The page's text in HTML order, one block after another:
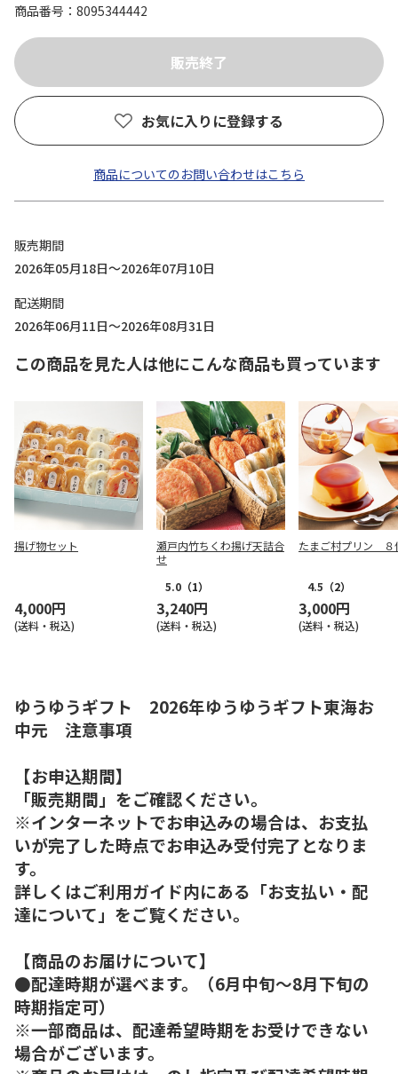
商品番号
8095344442
お気に入りに登録する
商品についてのお問い合わせはこちら
販売期間
2026年05月18日～2026年07月10日
配送期間
2026年06月11日～2026年08月31日
この商品を見た人は他にこんな商品も買っています
揚げ物セット
4,000円
(送料・税込)
瀬戸内竹ちくわ揚げ天詰合
せ
5.0 （1）
3,240円
(送料・税込)
たまご村プリン ８
4.5 （2）
3,000円
(送料・税込)
ゆうゆうギフト 2026年ゆうゆうギフト東海お
中元 注意事項
【お申込期間】
「販売期間」をご確認ください。
※インターネットでお申込みの場合は、お支払
いが完了した時点でお申込み受付完了となりま
す。
詳しくはご利用ガイド内にある「お支払い・配
達について」をご覧ください。
【商品のお届けについて】
●配達時期が選べます。（6月中旬～8月下旬の
時期指定可）
※一部商品は、配達希望時期をお受けできない
場合がございます。